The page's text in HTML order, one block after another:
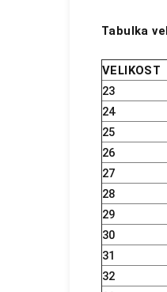
Tabulka
VELIKOST
23
24
25
26
27
28
29
30
31
32